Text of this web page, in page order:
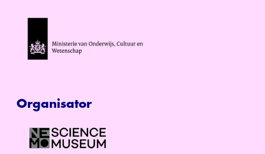
Organisator